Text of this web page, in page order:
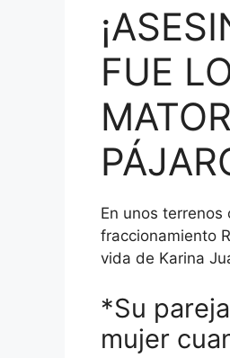
FUE
En unos
fraccionamiento
vida de Karina
*Su
mujer